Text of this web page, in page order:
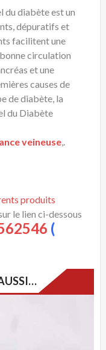
du diabète est un
dépuratifs et
facilitent une
circulation
et une
causes de
de diabète, la
du Diabète
veineuse,.
produits
le lien ci-dessous
(